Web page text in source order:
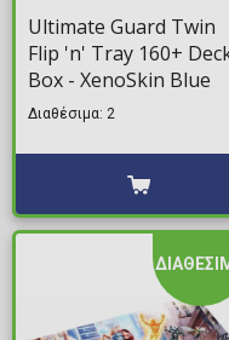
Ultimate Guard Twin
Flip 'n' Tray 160+
Box - XenoSkin Blue
Διαθέσιμα: 2